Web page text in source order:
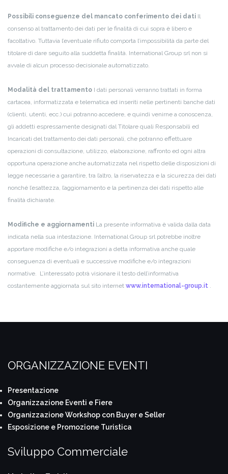
Possibili conseguenze del mancato conferimento dei dati Il
consenso al trattamento dei dati per le finalità di cui sopra è libero e
facoltativo. Tuttavia l’eventuale rifiuto comporta l’impossibilità da parte del
titolare di dare seguito alla suddetta finalità. International Group srl non si
avvale di alcun processo decisionale automatizzato.
Modalità del trattamento I dati personali verranno trattati in forma
cartacea, informatizzata e telematica ed inseriti nelle pertinenti banche dati
(clienti, utenti, ecc.) cui potranno accedere, e quindi venirne a conoscenza,
gli addetti espressamente designati dal Titolare quali Responsabili ed
Incaricati del trattamento dei dati personali, che potranno effettuare
operazioni di consultazione, utilizzo, elaborazione, raffronto ed ogni altra
opportuna operazione anche automatizzata nel rispetto delle disposizioni di
legge necessarie a garantire, tra l’altro, la riservatezza e la sicurezza dei dati
nonché l’esattezza, l’aggiornamento e la pertinenza dei dati rispetto alle
finalità dichiarate.
Modifiche e aggiornamenti La presente informativa è valida dalla data
indicata nella sua intestazione. International Group srl potrebbe inoltre
apportare modifiche e/o integrazioni a detta informativa anche quale
conseguenza di eventuali e successive modifiche e/o integrazioni
normative. L’interessato potrà visionare il testo dell’informativa
costantemente aggiornata sul sito internet www.international-group.it
ORGANIZZAZIONE EVENTI
Presentazione
Organizzazione Eventi e Fiere
Organizzazione Workshop con Buyer e Seller
Esposizione e Promozione Turistica
Sviluppo Commerciale